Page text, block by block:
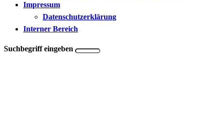
Impressum
Datenschutzerklärung
Interner Bereich
Suchbegriff eingeben